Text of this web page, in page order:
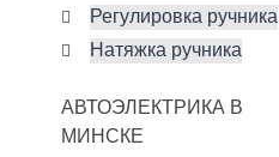
Регулировка ручника
Натяжка ручника
АВТОЭЛЕКТРИКА В
МИНСКЕ